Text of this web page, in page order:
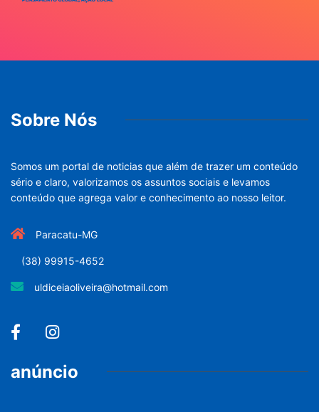
Sobre Nós
Somos um portal de noticias que além de trazer um conteúdo
sério e claro, valorizamos os assuntos sociais e levamos
conteúdo que agrega valor e conhecimento ao nosso leitor.
Paracatu-MG
(38) 99915-4652
uldiceiaoliveira@hotmail.com
anúncio